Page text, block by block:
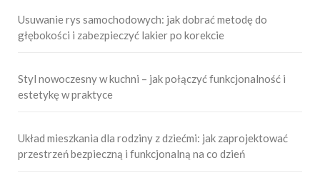
Usuwanie rys samochodowych: jak dobrać metodę do
głębokości i zabezpieczyć lakier po korekcie
Styl nowoczesny w kuchni – jak połączyć funkcjonalność i
estetykę w praktyce
Układ mieszkania dla rodziny z dziećmi: jak zaprojektować
przestrzeń bezpieczną i funkcjonalną na co dzień